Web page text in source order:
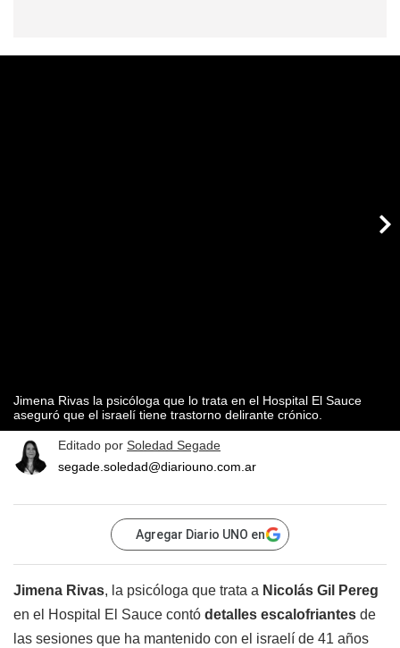
Jimena Rivas la psicóloga que lo trata en el Hospital El Sauce
aseguró que el israelí tiene trastorno delirante crónico.
Editado por Soledad Segade
segade.soledad@diariouno.com.ar
Agregar Diario UNO en
Jimena Rivas, la psicóloga que trata a Nicolás Gil Pereg
en el Hospital El Sauce contó detalles escalofriantes de
las sesiones que ha mantenido con el israelí de 41 años